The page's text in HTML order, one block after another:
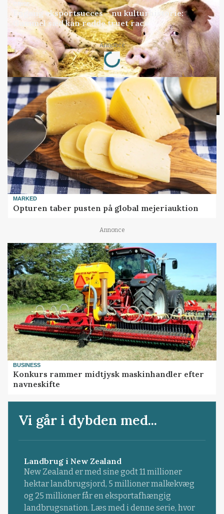
GRISE
Engang eksportsucces – nu kulturhistorie:
Gammel sæd kan redde truet race
Annonce
Loading...
MARKED
Opturen taber pusten på global mejeriauktion
Annonce
BUSINESS
Konkurs rammer midtjysk maskinhandler efter
navneskifte
Vi går i dybden med...
Landbrug i New Zealand
New Zealand er med sine godt 11 millioner
hektar landbrugsjord, 5 millioner malkekvæg
og 25 millioner får en eksportafhængig
landbrugsnation. Læs med i denne serie, hvor